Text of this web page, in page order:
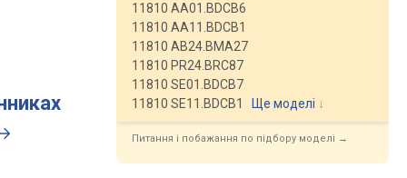
11810 AA01.BDCB6
11810 AA11.BDCB1
11810 AB24.BMA27
11810 PR24.BRC87
11810 SE01.BDCB7
11810 SE11.BDCB1
Ще моделі ↓
Питання і побажання по підбору моделі →